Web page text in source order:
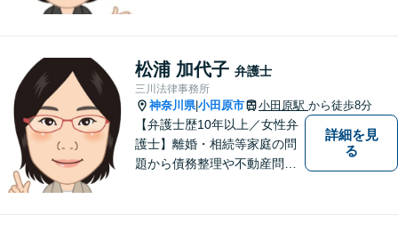
す。【離婚／子連れ相談可】
複雑・高額な財産分与も安心
【民事信託士】資格を生かし
た相続対策
松浦 加代子 弁護士
三川法律事務所
神奈川県|小田原市 小田原駅 から徒歩8分
【弁護士歴10年以上／女性弁
護士】離婚・相続等家庭の問
題から債務整理や不動産問題
詳細を見
る